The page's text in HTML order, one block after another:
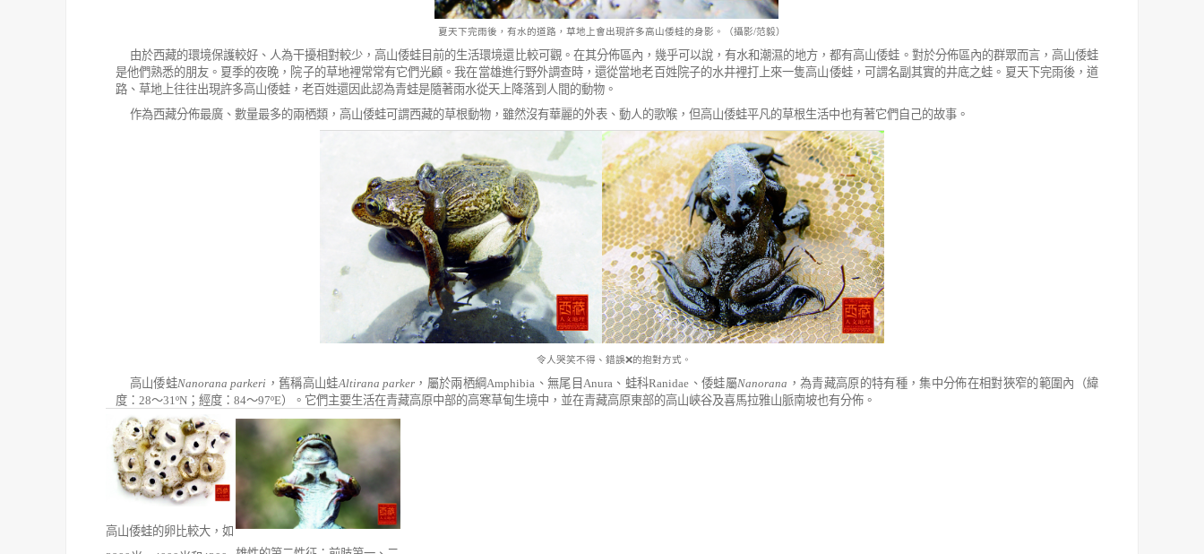
夏天下完雨後，有水的道路，草地上會出現許多高山倭蛙的身影。（攝影/范毅）
由於西藏的環境保護較好、人為干擾相對較少，高山倭蛙目前的生活環境還比較可觀。在其分佈區內，幾乎可以說，有水和潮濕的地方，都有高山倭蛙。對於分佈區內的群眾而言，高山倭蛙
是他們熟悉的朋友。夏季的夜晚，院子的草地裡常常有它們光顧。我在當雄進行野外調查時，還從當地老百姓院子的水井裡打上來一隻高山倭蛙，可謂名副其實的井底之蛙。夏天下完雨後，道
路、草地上往往出現許多高山倭蛙，老百姓還因此認為青蛙是隨著雨水從天上降落到人間的動物。
作為西藏分佈最廣、數量最多的兩栖類，高山倭蛙可謂西藏的草根動物，雖然沒有華麗的外表、動人的歌喉，但高山倭蛙平凡的草根生活中也有著它們自己的故事。
令人哭笑不得、錯誤❌的抱對方式。
高山倭蛙Nanorana parkeri ，舊稱高山蛙Altirana parker，屬於兩栖綱Amphibia 、無尾目Anura 、蛙科Ranidae 、倭蛙屬Nanorana ，為青藏高原的特有種，集中分佈在相對狹窄的範圍內（緯
度： 28～31ºN；經度： 84～97ºE）。它們主要生活在青藏高原中部的高寒草甸生境中，並在青藏高原東部的高山峽谷及喜馬拉雅山脈南坡也有分佈。
高山倭蛙的卵比較大，如